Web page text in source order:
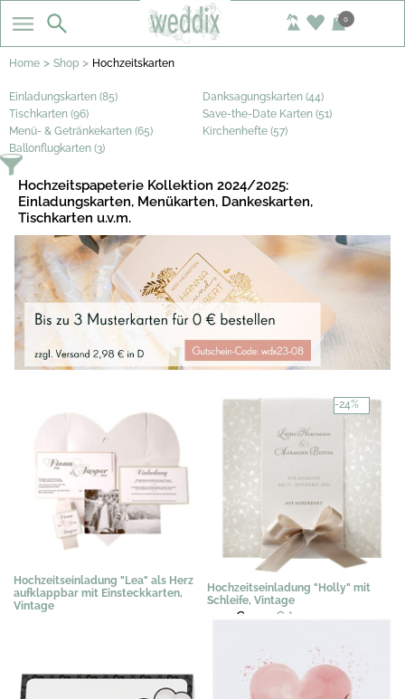
0
Home > Shop > Hochzeitskarten
Einladungskarten (85)
Danksagungskarten (44)
Tischkarten (96)
Save-the-Date Karten (51)
Menü- & Getränkekarten (65)
Kirchenhefte (57)
Ballonflugkarten (3)
Hochzeitspapeterie Kollektion 2024/2025:
Einladungskarten, Menükarten, Dankeskarten,
Tischkarten u.v.m.
Hochzeitseinladung "Lea" als Herz
aufklappbar mit Einsteckkarten,
Vintage
-24%
Hochzeitseinladung "Holly" mit
Schleife, Vintage
3,02 € 2,29 € *